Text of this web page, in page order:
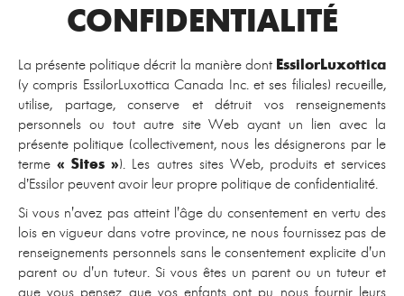
CONFIDENTIALITÉ
La présente politique décrit la manière dont EssilorLuxottica
(y compris EssilorLuxottica Canada Inc. et ses filiales) recueille,
utilise, partage, conserve et détruit vos renseignements
personnels ou tout autre site Web ayant un lien avec la
présente politique (collectivement, nous les désignerons par le
terme« Sites »). Les autres sites Web, produits et services
d’Essilor peuvent avoir leur propre politique de confidentialité.
Si vous n'avez pas atteint l'âge du consentement en vertu des
lois en vigueur dans votre province, ne nous fournissez pas de
renseignements personnels sans le consentement explicite d'un
parent ou d'un tuteur. Si vous êtes un parent ou un tuteur et
que vous pensez que vos enfants ont pu nous fournir leurs